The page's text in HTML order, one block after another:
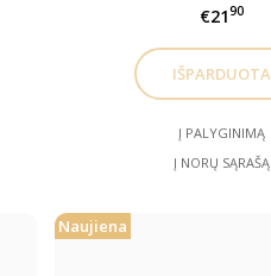
€2190
Į PALYGINIMĄ
Į NORŲ SĄRAŠĄ
Naujiena